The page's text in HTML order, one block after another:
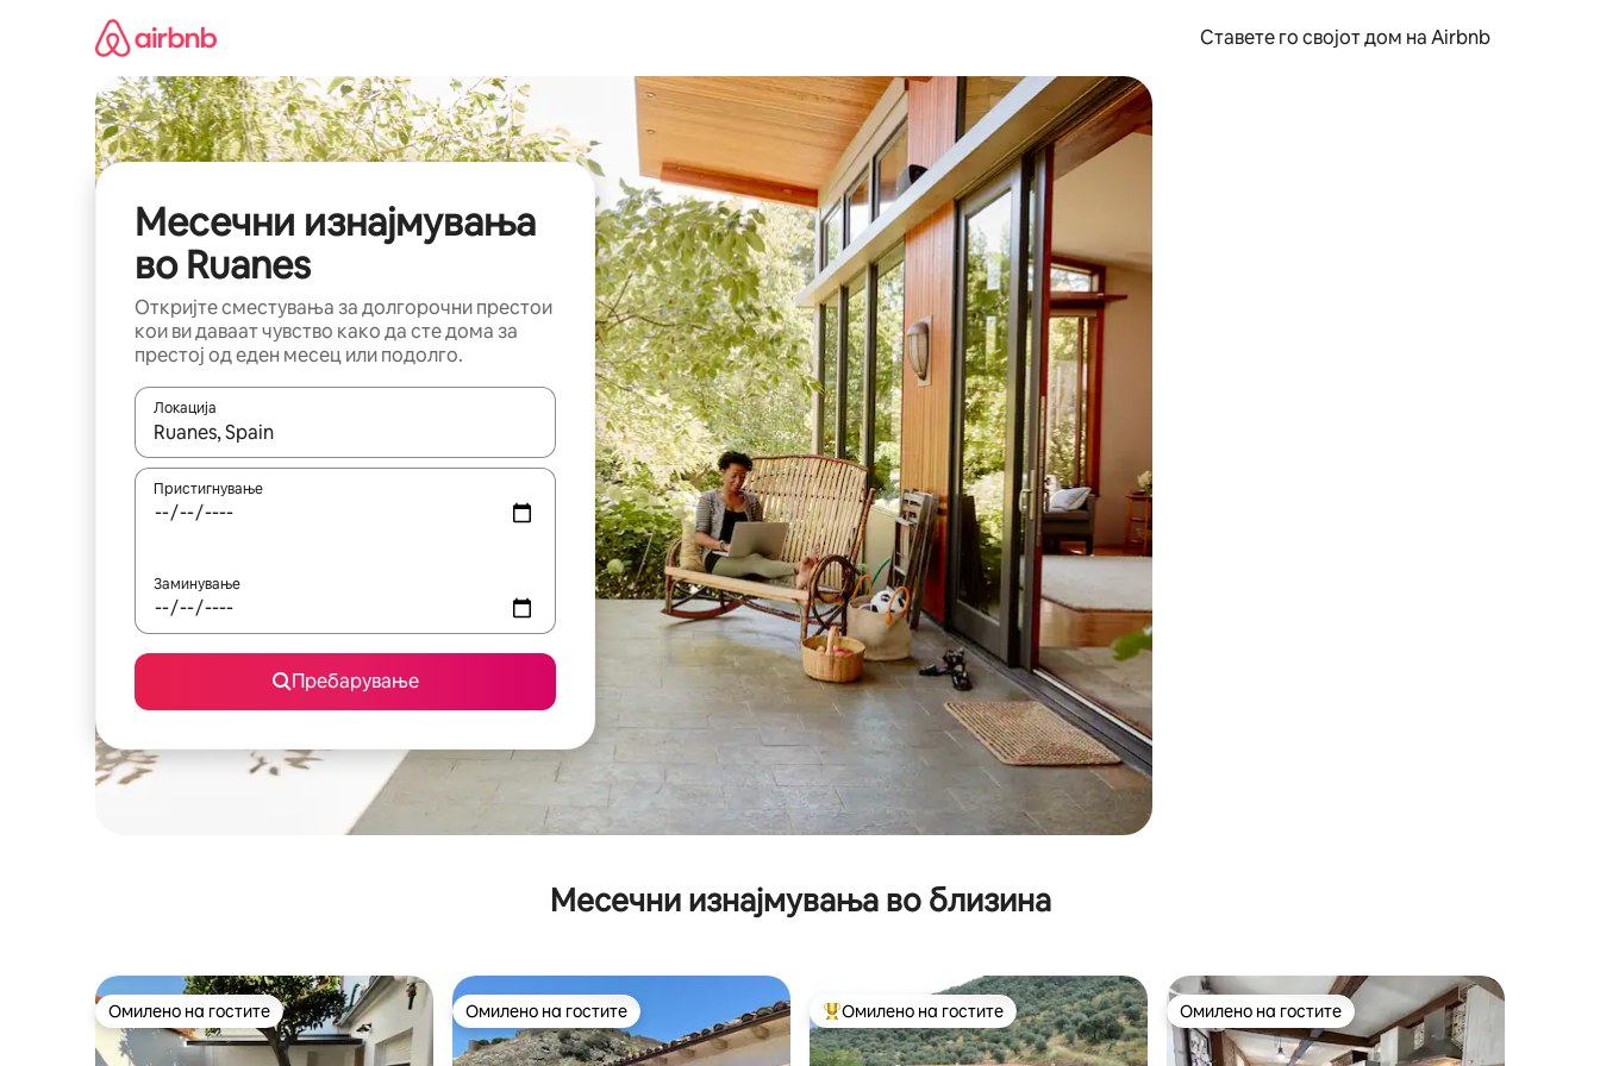
Ставете го својот дом на Airbnb
Месечни изнајмувања
во Ruanes
Откријте сместувања за долгорочни престои
кои ви даваат чувство како да сте дома за
престој од еден месец или подолго.
Локација
Кога резултатите се достапни, движете се со копчињата со стрелки нагоре и надолу или истражувајте со допирање или со лизгање.
Пристигнување
Заминување
Пребарување
Месечни изнајмувања во близина
Омилено на гостите
Омилено на гостите Омилено на гостите
Омилено на гостите Меѓу најуспешните „Омилени на гостите“
Омилено на гостите Омилено на гостите
Омилено на гостите